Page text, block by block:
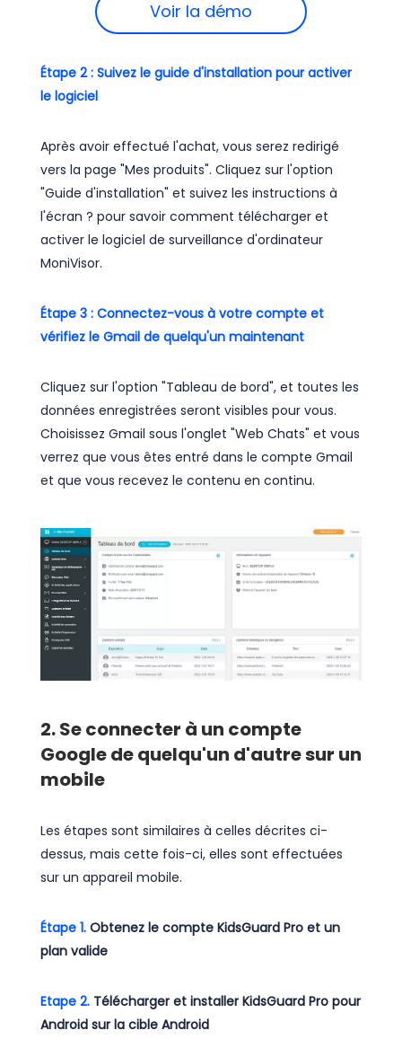
Voir la démo
Étape 2 : Suivez le guide d'installation pour activer
le logiciel
Après avoir effectué l'achat, vous serez redirigé
vers la page "Mes produits". Cliquez sur l'option
"Guide d'installation" et suivez les instructions à
l'écran ? pour savoir comment télécharger et
activer le logiciel de surveillance d'ordinateur
MoniVisor.
Étape 3 : Connectez-vous à votre compte et
vérifiez le Gmail de quelqu'un maintenant
Cliquez sur l'option "Tableau de bord", et toutes les
données enregistrées seront visibles pour vous.
Choisissez Gmail sous l'onglet "Web Chats" et vous
verrez que vous êtes entré dans le compte Gmail
et que vous recevez le contenu en continu.
2. Se connecter à un compte
Google de quelqu'un d'autre sur un
mobile
Les étapes sont similaires à celles décrites ci-
dessus, mais cette fois-ci, elles sont effectuées
sur un appareil mobile.
Étape 1. Obtenez le compte KidsGuard Pro et un
plan valide
Etape 2. Télécharger et installer KidsGuard Pro pour
Android sur la cible Android